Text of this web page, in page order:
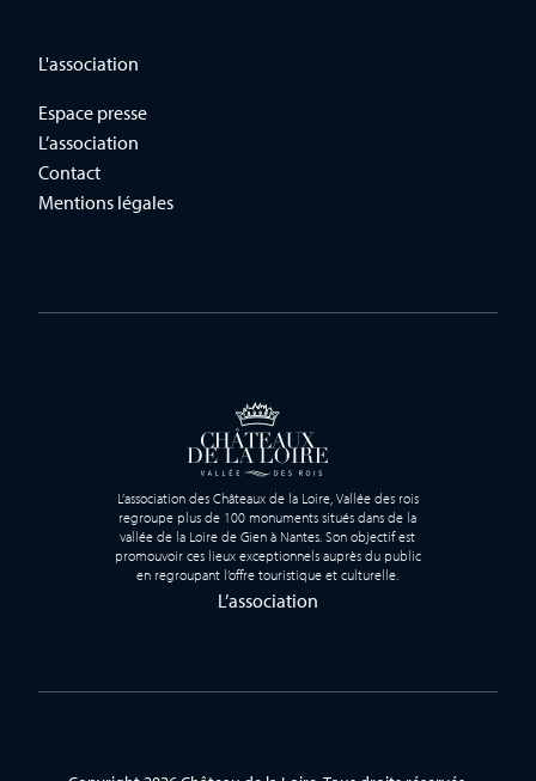
L’association des Châteaux de la Loire, Vallée des rois
regroupe plus de 100 monuments situés dans de la
vallée de la Loire de Gien à Nantes. Son objectif est
promouvoir ces lieux exceptionnels auprès du public
en regroupant l’offre touristique et culturelle.
L’association
L'association
Espace presse
L’association
Contact
Mentions légales